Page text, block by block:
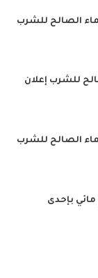
الصالح للشرب
للشرب إعلان
الصالح للشرب
بإحدى